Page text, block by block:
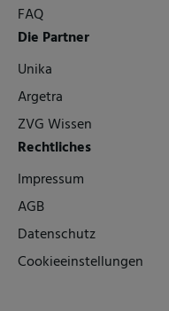
FAQ
Die Partner
Unika
Argetra
ZVG Wissen
Rechtliches
Impressum
AGB
Datenschutz
Cookieeinstellungen